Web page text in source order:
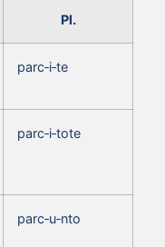
Pl.
parc‑i‑te
parc‑i‑tote
parc‑u‑nto